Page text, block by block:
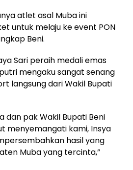
atlet asal Muba ini
untuk melaju ke event PON
Beni.
Sari peraih medali emas
mengaku sangat senang
langsung dari Wakil Bupati
dan pak Wakil Bupati Beni
menyemangati kami, Insya
hasil yang
Muba yang tercinta,”